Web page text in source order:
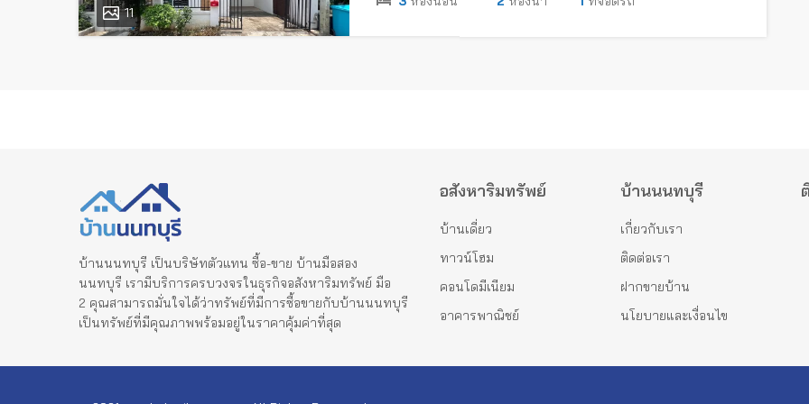
11
บ้านนนทบุรี เป็นบริษัทตัวแทน ซื้อ-ขาย บ้านมือสอง
นนทบุรี เรามีบริการครบวงจรในธุรกิจอสังหาริมทรัพย์ มือ
2 คุณสามารถมั่นใจได้ว่าทรัพย์ที่มีการซื้อขายกับบ้านนนทบุรี
เป็นทรัพย์ที่มีคุณภาพพร้อมอยู่ในราคาคุ้มค่าที่สุด
อสังหาริมทรัพย์
บ้านเดี่ยว
ทาวน์โฮม
คอนโดมีเนียม
อาคารพาณิชย์
บ้านนนทบุรี
เกี่ยวกับเรา
ติดต่อเรา
ฝากขายบ้าน
นโยบายและเงื่อนไข